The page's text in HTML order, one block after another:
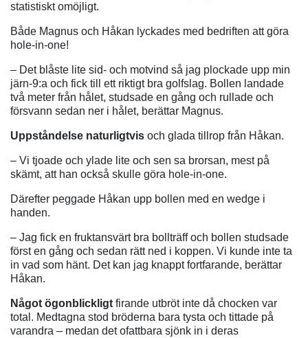
statistiskt omöjligt.
Både Magnus och Håkan lyckades med bedriften att göra
hole-in-one!
– Det blåste lite sid- och motvind så jag plockade upp min
järn-9:a och fick till ett riktigt bra golfslag. Bollen landade
två meter från hålet, studsade en gång och rullade och
försvann sedan ner i hålet, berättar Magnus.
Uppståndelse naturligtvis och glada tillrop från Håkan.
– Vi tjoade och ylade lite och sen sa brorsan, mest på
skämt, att han också skulle göra hole-in-one.
Därefter peggade Håkan upp bollen med en wedge i
handen.
– Jag fick en fruktansvärt bra bollträff och bollen studsade
först en gång och sedan rätt ned i koppen. Vi kunde inte ta
in vad som hänt. Det kan jag knappt fortfarande, berättar
Håkan.
Något ögonblickligt firande utbröt inte då chocken var
total. Medtagna stod bröderna bara tysta och tittade på
varandra – medan det ofattbara sjönk in i deras